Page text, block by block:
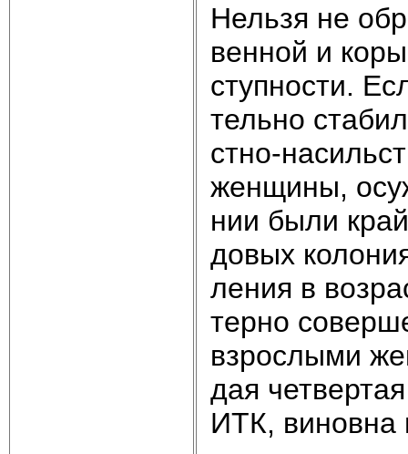
Нель­зя не
вен­ной и
ступ­но­сти.
тель­но
ст­но-
жен­щи­ны,
нии бы­ли
до­вых
ле­ния в
тер­но
взрос­лы­ми
дая
ИТК, ви­нов­на